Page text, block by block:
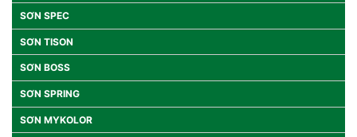
SƠN SPEC
SƠN TISON
SƠN BOSS
SƠN SPRING
SƠN MYKOLOR